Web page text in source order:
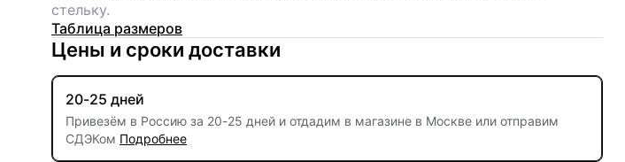
стельку.
Таблица размеров
Цены и сроки доставки
20-25 дней
Привезём в Россию за 20-25 дней и отдадим в магазине в Москве или отправим
СДЭКом Подробнее